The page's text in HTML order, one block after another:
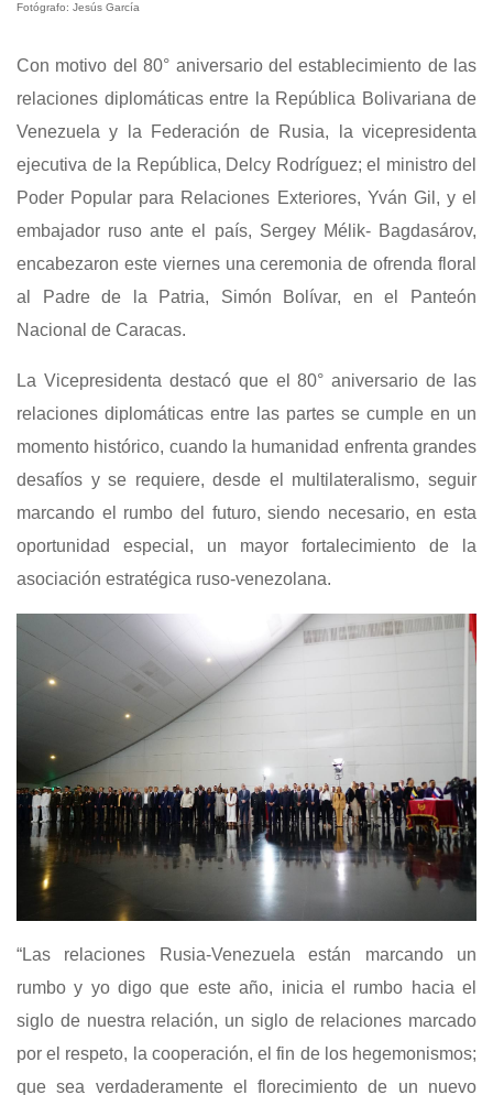
Fotógrafo: Jesús García
Con motivo del 80° aniversario del establecimiento de las
relaciones diplomáticas entre la República Bolivariana de
Venezuela y la Federación de Rusia, la vicepresidenta
ejecutiva de la República, Delcy Rodríguez; el ministro del
Poder Popular para Relaciones Exteriores, Yván Gil, y el
embajador ruso ante el país, Sergey Mélik- Bagdasárov,
encabezaron este viernes una ceremonia de ofrenda floral
al Padre de la Patria, Simón Bolívar, en el Panteón
Nacional de Caracas.
La Vicepresidenta destacó que el 80° aniversario de las
relaciones diplomáticas entre las partes se cumple en un
momento histórico, cuando la humanidad enfrenta grandes
desafíos y se requiere, desde el multilateralismo, seguir
marcando el rumbo del futuro, siendo necesario, en esta
oportunidad especial, un mayor fortalecimiento de la
asociación estratégica ruso-venezolana.
“Las relaciones Rusia-Venezuela están marcando un
rumbo y yo digo que este año, inicia el rumbo hacia el
siglo de nuestra relación, un siglo de relaciones marcado
por el respeto, la cooperación, el fin de los hegemonismos;
que sea verdaderamente el florecimiento de un nuevo